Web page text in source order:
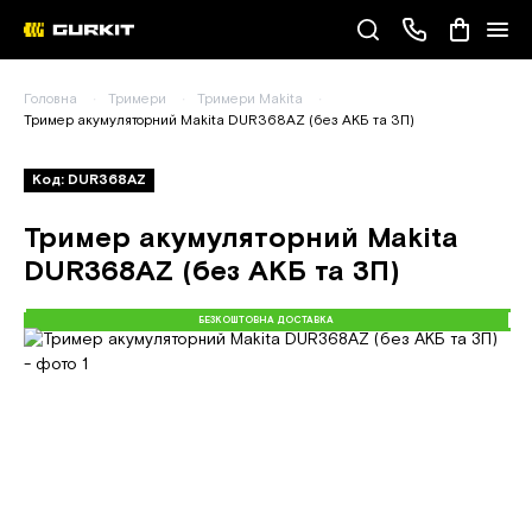
(093) 343-55-55
Головна Тримери
Тримери Makita
Тример акумуляторний Makita DUR368AZ (без АКБ та ЗП)
Код: DUR368AZ
Тример акумуляторний Makita
DUR368AZ (без АКБ та ЗП)
БЕЗКОШТОВНА ДОСТАВКА